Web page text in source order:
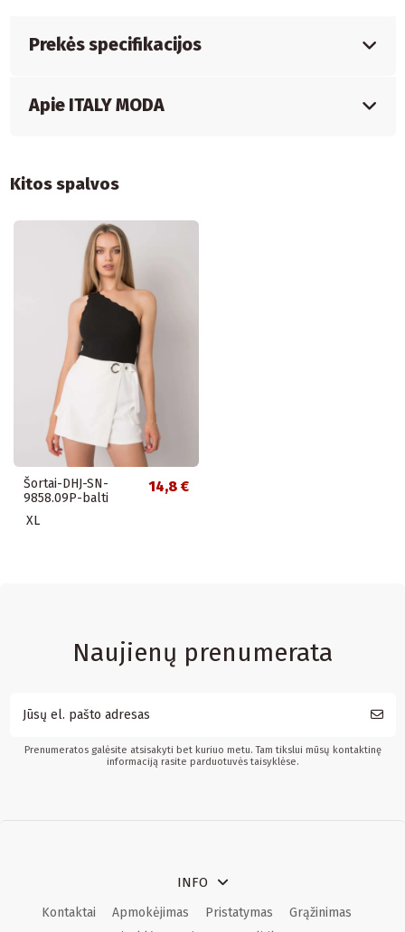
Prekės specifikacijos
Apie ITALY MODA
Kitos spalvos
Šortai-DHJ-SN-
9858.09P-balti
14,8 €
XL
Naujienų prenumerata
Prenumeratos galėsite atsisakyti bet kuriuo metu. Tam tikslui mūsų kontaktinę
informaciją rasite parduotuvės taisyklėse.
INFO
Kontaktai Apmokėjimas Pristatymas
Grąžinimas